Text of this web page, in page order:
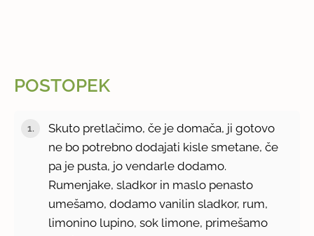
POSTOPEK
Skuto pretlačimo, če je domača, ji gotovo
ne bo potrebno dodajati kisle smetane, če
pa je pusta, jo vendarle dodamo.
Rumenjake, sladkor in maslo penasto
umešamo, dodamo vanilin sladkor, rum,
limonino lupino, sok limone, primešamo